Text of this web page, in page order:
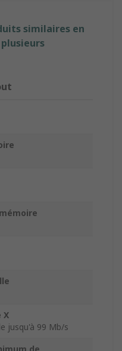
similaires en
X
jusqu'à 99 Mb/s